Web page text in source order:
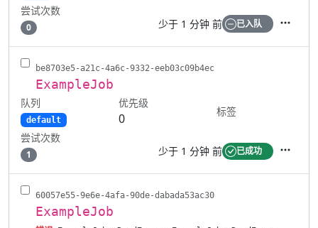
尝试次数
0 少于 1 分钟 前 已入队
be8703e5-a21c-4a6c-9332-eeb03c09b4ec
ExampleJob
队列
default
优先级
0
标签
尝试次数
1 少于 1 分钟 前 已成功
60057e55-9e6e-4afa-90de-dabada53ac30
ExampleJob